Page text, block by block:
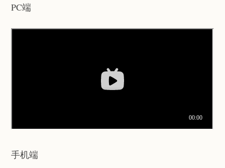
PC端
手机端